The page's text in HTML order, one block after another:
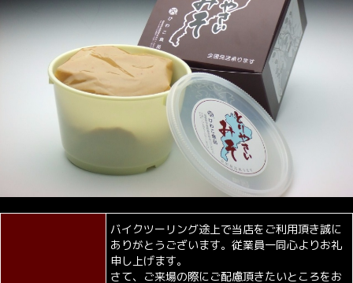
バイクツーリング途上で当店をご利用頂き誠に
ありがとうございます。従業員一同心よりお礼
申し上げます。
さて、ご来場の際にご配慮頂きたいところをお